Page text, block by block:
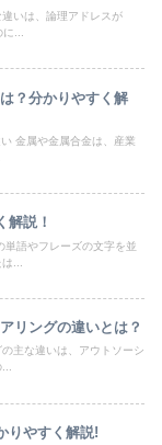
いは、論理アドレスが
...
？分かりやすく解
金属や金属合金は、産業
解説！
単語やフレーズの文字を並
...
リングの違いとは？
主な違いは、アウトソーシ
...
りやすく解説!